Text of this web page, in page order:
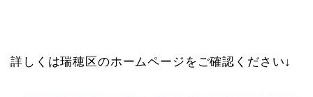
詳しくは瑞穂区のホームページをご確認ください↓